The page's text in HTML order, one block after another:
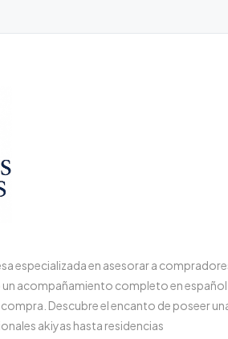
especializada en asesorar a
acompañamiento completo en español
Descubre el encanto de poseer
akiyas hasta residencias